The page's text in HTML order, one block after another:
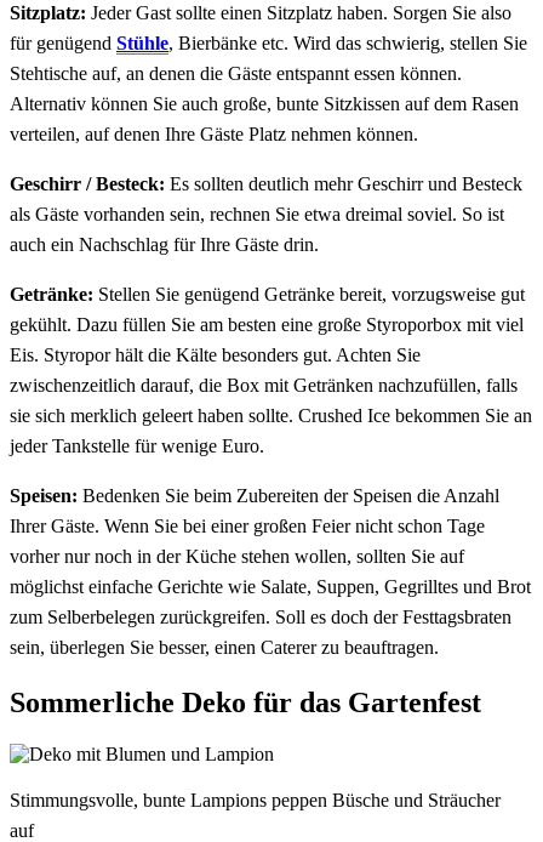
Sitzplatz: Jeder Gast sollte einen Sitzplatz haben. Sorgen Sie also
für genügend Stühle, Bierbänke etc. Wird das schwierig, stellen Sie
Stehtische auf, an denen die Gäste entspannt essen können.
Alternativ können Sie auch große, bunte Sitzkissen auf dem Rasen
verteilen, auf denen Ihre Gäste Platz nehmen können.
Geschirr / Besteck: Es sollten deutlich mehr Geschirr und Besteck
als Gäste vorhanden sein, rechnen Sie etwa dreimal soviel. So ist
auch ein Nachschlag für Ihre Gäste drin.
Getränke: Stellen Sie genügend Getränke bereit, vorzugsweise gut
gekühlt. Dazu füllen Sie am besten eine große Styroporbox mit viel
Eis. Styropor hält die Kälte besonders gut. Achten Sie
zwischenzeitlich darauf, die Box mit Getränken nachzufüllen, falls
sie sich merklich geleert haben sollte. Crushed Ice bekommen Sie an
jeder Tankstelle für wenige Euro.
Speisen: Bedenken Sie beim Zubereiten der Speisen die Anzahl
Ihrer Gäste. Wenn Sie bei einer großen Feier nicht schon Tage
vorher nur noch in der Küche stehen wollen, sollten Sie auf
möglichst einfache Gerichte wie Salate, Suppen, Gegrilltes und Brot
zum Selberbelegen zurückgreifen. Soll es doch der Festtagsbraten
sein, überlegen Sie besser, einen Caterer zu beauftragen.
Sommerliche Deko für das Gartenfest
Stimmungsvolle, bunte Lampions peppen Büsche und Sträucher
auf